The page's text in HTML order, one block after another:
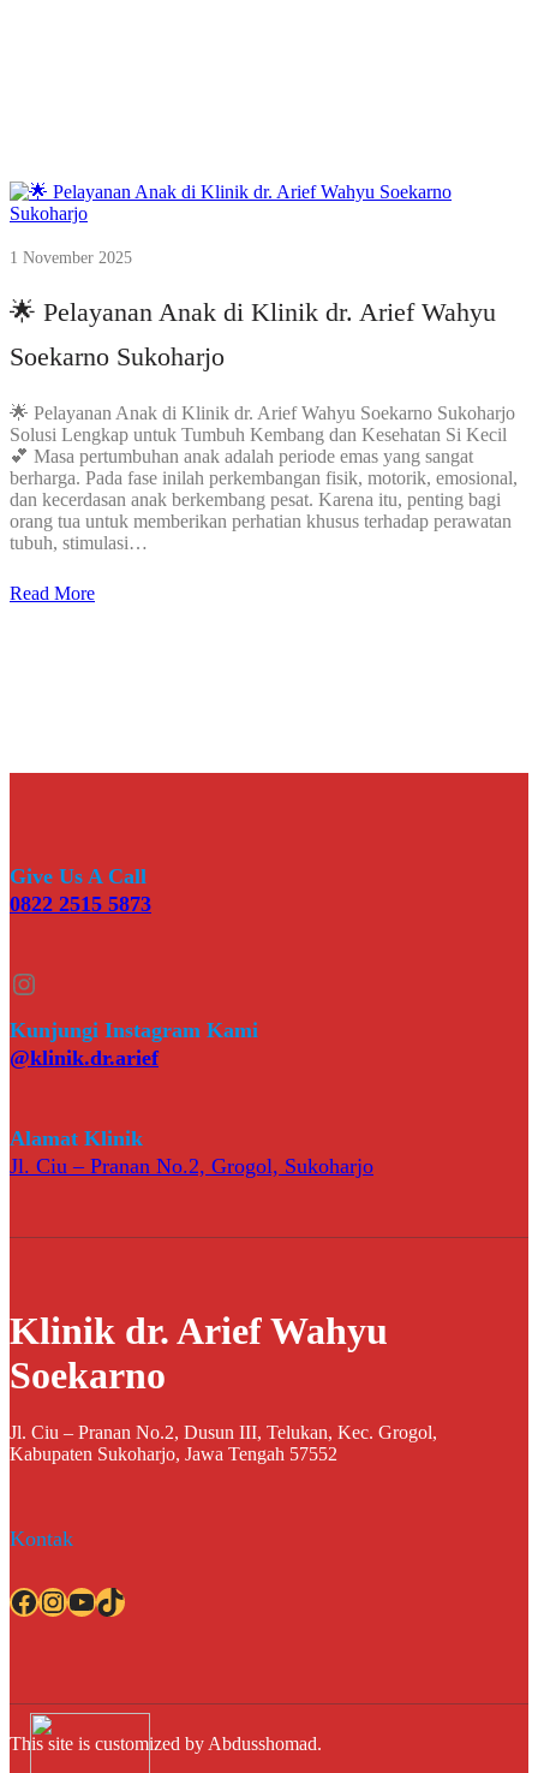
1 November 2025
🌟 Pelayanan Anak di Klinik dr. Arief Wahyu
Soekarno Sukoharjo
🌟 Pelayanan Anak di Klinik dr. Arief Wahyu Soekarno Sukoharjo
Solusi Lengkap untuk Tumbuh Kembang dan Kesehatan Si Kecil
💕 Masa pertumbuhan anak adalah periode emas yang sangat
berharga. Pada fase inilah perkembangan fisik, motorik, emosional,
dan kecerdasan anak berkembang pesat. Karena itu, penting bagi
orang tua untuk memberikan perhatian khusus terhadap perawatan
tubuh, stimulasi…
Read More
Give Us A Call
0822 2515 5873
Instagram
Kunjungi Instagram Kami
@klinik.dr.arief
Alamat Klinik
Jl. Ciu – Pranan No.2, Grogol, Sukoharjo
Klinik dr. Arief Wahyu
Soekarno
Jl. Ciu – Pranan No.2, Dusun III, Telukan, Kec. Grogol,
Kabupaten Sukoharjo, Jawa Tengah 57552
Kontak
Facebook InstagramYouTube TikTok
This site is customized by Abdusshomad.